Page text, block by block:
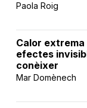
Paola Roig
Calor extrema
efectes
conèixer
Mar Domènech